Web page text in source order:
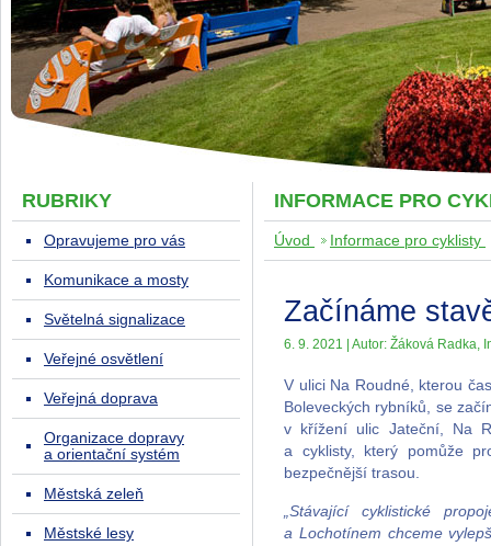
INFORMACE PRO
Úvod Informace pro cyklisty
Začínáme
6. 9. 2021 | Autor: Žáková Radka,
V ulici Na Roudné, kterou
Boleveckých rybníků, se
v křížení ulic Jateční, Na
a cyklisty, který pomůže
bezpečnější trasou.
„Stávající cyklistické
a Lochotínem chceme
RUBRIKY
Opravujeme pro vás
Komunikace a mosty
Světelná signalizace
Veřejné osvětlení
Veřejná doprava
Organizace dopravy
a orientační systém
Městská zeleň
Městské lesy